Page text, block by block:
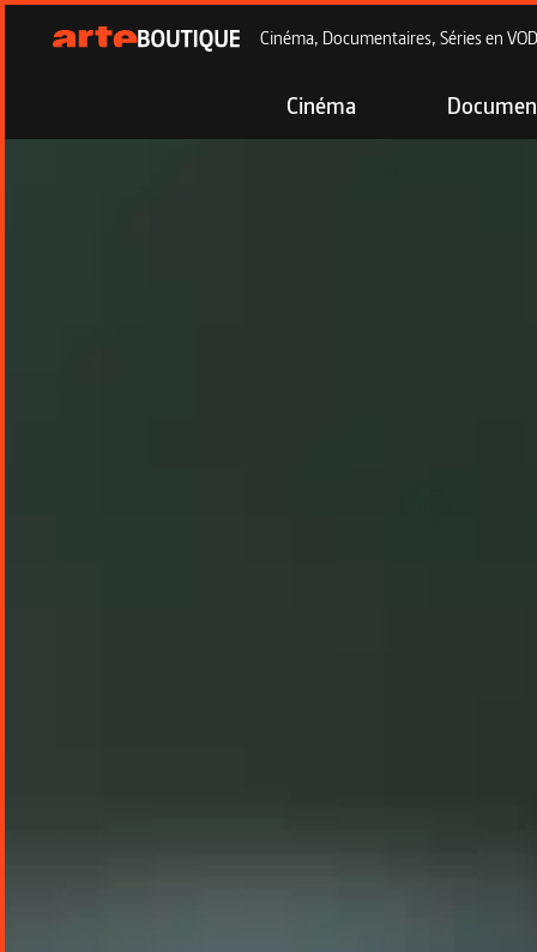
Cinéma, Documentaires, Séries en
Cinéma